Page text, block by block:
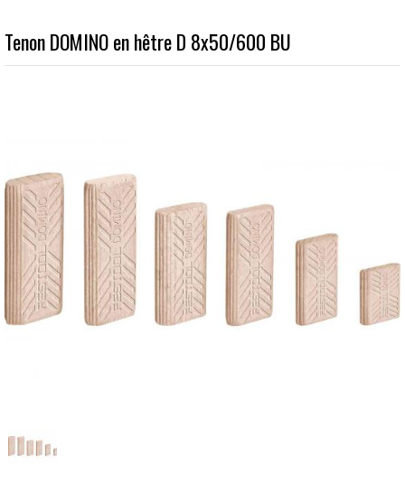
Tenon DOMINO en hêtre D 8x50/600 BU